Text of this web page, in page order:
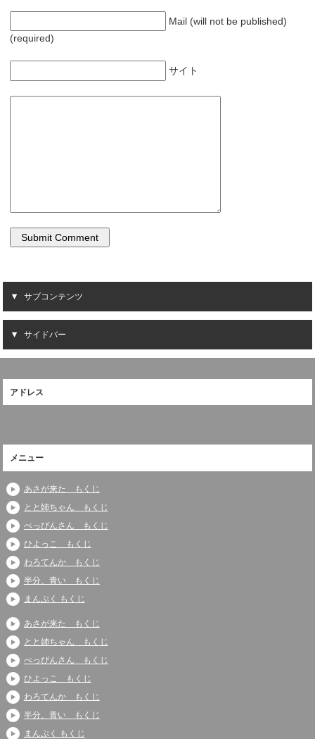
Mail (will not be published)
(required)
サイト
サブコンテンツ
サイドバー
アドレス
メニュー
あさが来た もくじ
とと姉ちゃん もくじ
べっぴんさん もくじ
ひよっこ もくじ
わろてんか もくじ
半分、青い もくじ
まんぷく もくじ
あさが来た もくじ
とと姉ちゃん もくじ
べっぴんさん もくじ
ひよっこ もくじ
わろてんか もくじ
半分、青い もくじ
まんぷく もくじ